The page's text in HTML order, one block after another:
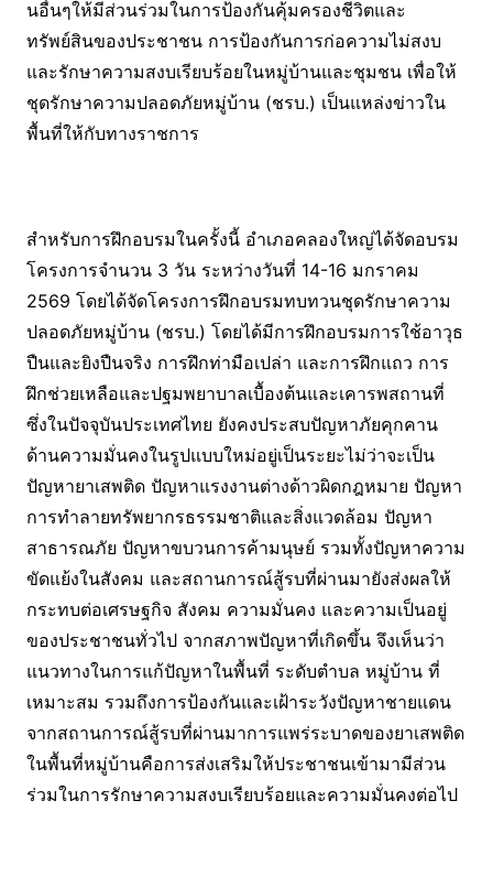
นอื่นๆให้มีส่วนร่วมในการป้องกันคุ้มครองชีวิตและ
ทรัพย์สินของประชาชน การป้องกันการก่อความไม่สงบ
และรักษาความสงบเรียบร้อยในหมู่บ้านและชุมชน เพื่อให้
ชุดรักษาความปลอดภัยหมู่บ้าน (ชรบ.) เป็นแหล่งข่าวใน
พื้นที่ให้กับทางราชการ
สำหรับการฝึกอบรมในครั้งนี้ อำเภอคลองใหญ่ได้จัดอบรม
โครงการจํานวน 3 วัน ระหว่างวันที่ 14-16 มกราคม
2569 โดยได้จัดโครงการฝึกอบรมทบทวนชุดรักษาความ
ปลอดภัยหมู่บ้าน (ชรบ.) โดยได้มีการฝึกอบรมการใช้อาวุธ
ปืนและยิงปืนจริง การฝึกท่ามือเปล่า และการฝึกแถว การ
ฝึกช่วยเหลือและปฐมพยาบาลเบื้องต้นและเคารพสถานที่
ซึ่งในปัจจุบันประเทศไทย ยังคงประสบปัญหาภัยคุกคาน
ด้านความมั่นคงในรูปแบบใหม่อยู่เป็นระยะไม่ว่าจะเป็น
ปัญหายาเสพติด ปัญหาแรงงานต่างด้าวผิดกฎหมาย ปัญหา
การทําลายทรัพยากรธรรมชาติและสิ่งแวดล้อม ปัญหา
สาธารณภัย ปัญหาขบวนการค้ามนุษย์ รวมทั้งปัญหาความ
ขัดแย้งในสังคม และสถานการณ์สู้รบที่ผ่านมายังส่งผลให้
กระทบต่อเศรษฐกิจ สังคม ความมั่นคง และความเป็นอยู่
ของประชาชนทั่วไป จากสภาพปัญหาที่เกิดขึ้น จึงเห็นว่า
แนวทางในการแก้ปัญหาในพื้นที่ ระดับตําบล หมู่บ้าน ที่
เหมาะสม รวมถึงการป้องกันและเฝ้าระวังปัญหาชายแดน
จากสถานการณ์สู้รบที่ผ่านมาการแพร่ระบาดของยาเสพติด
ในพื้นที่หมู่บ้านคือการส่งเสริมให้ประชาชนเข้ามามีส่วน
ร่วมในการรักษาความสงบเรียบร้อยและความมั่นคงต่อไป